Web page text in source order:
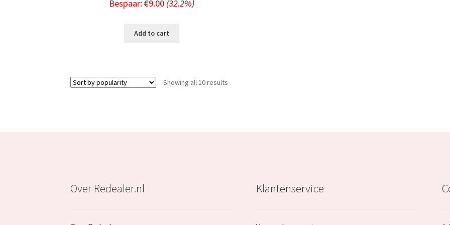
price
was:
price
Bespaar: €9.00 (32.2%)
Add to cart
Showing all 10 results
Over Redealer.nl Klantenservice